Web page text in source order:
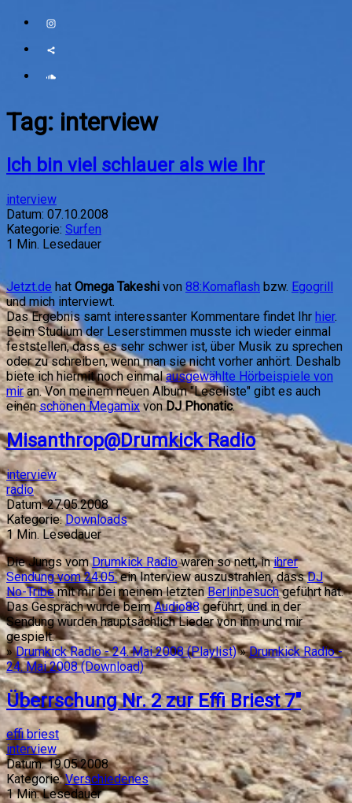
Tag: interview
Ich bin viel schlauer als wie Ihr
interview
Datum: 07.10.2008
Kategorie: Surfen
1 Min. Lesedauer
Jetzt.de hat Omega Takeshi von 88:Komaflash bzw. Egogrill
und mich interviewt.
Das Ergebnis samt interessanter Kommentare findet Ihr hier.
Beim Studium der Leserstimmen musste ich wieder einmal
feststellen, dass es sehr schwer ist, über Musik zu sprechen
oder zu schreiben, wenn man sie nicht vorher anhört. Deshalb
biete ich hiermit noch einmalausgewählte Hörbeispiele von
miran. Von meinem neuen Album "Leseliste" gibt es auch
einenschönen MegamixvonDJ Phonatic.
Misanthrop@Drumkick Radio
interview
radio
Datum: 27.05.2008
Kategorie: Downloads
1Min. Lesedauer
Die Jungs vomDrumkick Radiowaren so nett, inihrer
Sendung vom 24.05.ein Interview auszustrahlen, dassDJ
No-Tribemit mir bei meinem letztenBerlinbesuchgeführt hat.
Das Gespräch wurde beimAudio88geführt, und in der
Sendung wurden hauptsächlich Lieder von ihm und mir
gespielt.
»Drumkick Radio - 24. Mai 2008 (Playlist)»Drumkick Radio -
24. Mai 2008 (Download)
Überrschung Nr. 2 zur Effi Briest 7"
effi briest
interview
Datum: 19.05.2008
Kategorie: Verschiedenes
1Min. Lesedauer